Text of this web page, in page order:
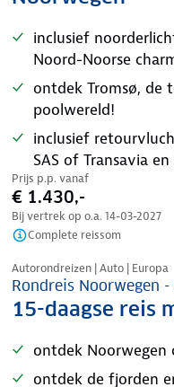
inclusief
Noord-Noorse
ontdek Tromsø, de
poolwereld!
inclusief
SAS of Transavia
Prijs p.p. vanaf
€ 1.430,-
Bij vertrek op o.a. 14-03-2027
Complete reissom
Nazomer korting
Autorondreizen | Auto | Europa
Rondreis Noorwegen
15-daagse reis
ontdek Noorwegen
ontdek de fjorden